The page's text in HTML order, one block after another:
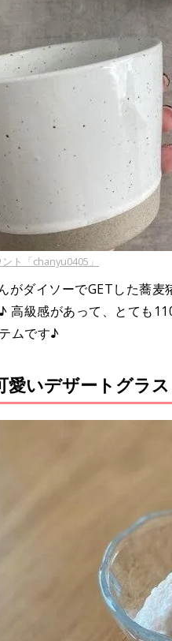
ト「chanyu0405」
がダイソーでGETした蕎
高級感があって、とても
ムです♪
愛いデザートグラス